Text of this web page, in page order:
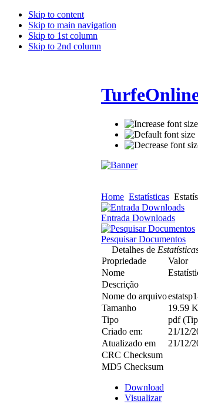
Skip to content
Skip to main navigation
Skip to 1st column
Skip to 2nd column
Home Estatísticas
Entrada Downloads
Pesquisar Documentos
Detalhes de
Propriedade
Valor
Nome
Descrição
Nome do arquivo
Tamanho
19.59
Tipo
pdf
Criado em:
21/12/
Atualizado em
21/12/
CRC Checksum
MD5 Checksum
Download
Visualizar